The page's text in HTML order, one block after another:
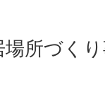
所づく